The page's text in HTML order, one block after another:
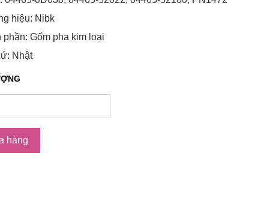
hiệu: Nibk
phần: Gốm pha kim loại
Nhật
hàng